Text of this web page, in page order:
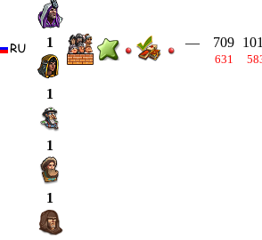
1
1
1
1
— 709
631